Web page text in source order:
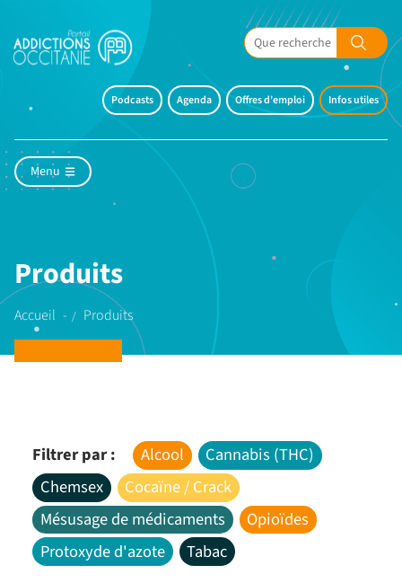
Podcasts Agenda Offres d'emploi Infos utiles
Menu
Produits
Accueil Produits
Filtrer par : Alcool
Cannabis (THC)
Chemsex
Cocaïne / Crack
Mésusage de médicaments
Opioïdes
Protoxyde d'azote
Tabac